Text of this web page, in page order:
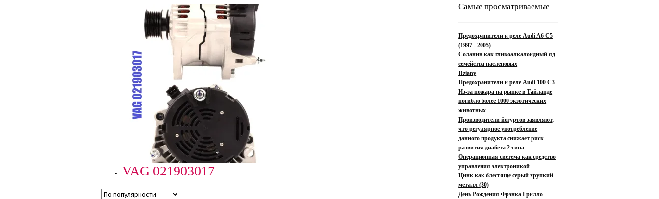
VAG 021903017
Самые просматриваемые
Предохранители и реле Audi A6 C5
(1997 - 2005)
Соланин как гликоалкалоидный яд
семейства пасленовых
Dziany
Предохранители и реле Audi 100 C3
Из-за пожара на рынке в Тайланде
погибло более 1000 экзотических
животных
Производители йогуртов заявляют,
что регулярное употребление
данного продукта снижает риск
развития диабета 2 типа
Операционная система как средство
управления электроникой
Цинк как блестяще серый хрупкий
металл (30)
День Рождения Фрэнка Грилло